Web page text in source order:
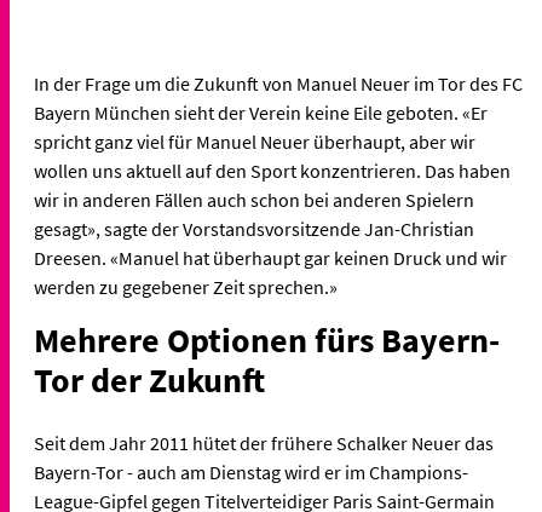
In der Frage um die Zukunft von Manuel Neuer im Tor des FC
Bayern München sieht der Verein keine Eile geboten. «Er
spricht ganz viel für Manuel Neuer überhaupt, aber wir
wollen uns aktuell auf den Sport konzentrieren. Das haben
wir in anderen Fällen auch schon bei anderen Spielern
gesagt», sagte der Vorstandsvorsitzende Jan-Christian
Dreesen. «Manuel hat überhaupt gar keinen Druck und wir
werden zu gegebener Zeit sprechen.»
Mehrere Optionen fürs Bayern-
Tor der Zukunft
Seit dem Jahr 2011 hütet der frühere Schalker Neuer das
Bayern-Tor - auch am Dienstag wird er im Champions-
League-Gipfel gegen Titelverteidiger Paris Saint-Germain